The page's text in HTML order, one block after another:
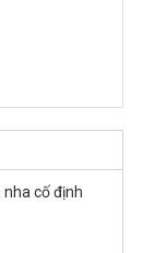
nha cố định